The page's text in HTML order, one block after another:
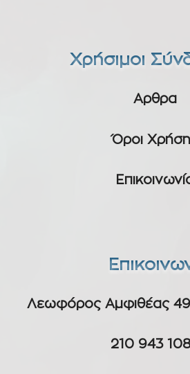
Χρήσιμοι
Αρθρα
Όροι
Λεωφόρος Αμφιθέας
210 943